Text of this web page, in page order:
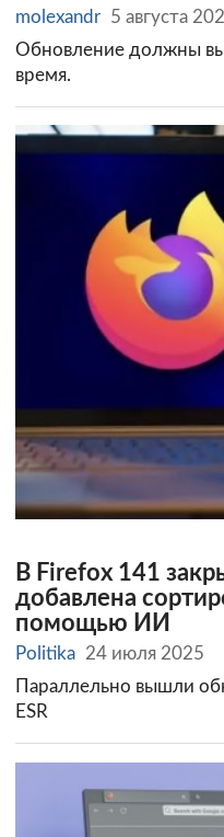
molexandr 5 августа
Обновление должны
время.
В Firefox 141
добавлена
помощью ИИ
Politika 24 июля 2025
Параллельно вышли
ESR